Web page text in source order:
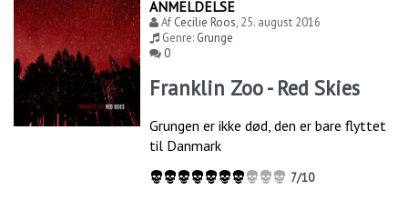
ANMELDELSE
Af Cecilie Roos, 25. august 2016
Genre: Grunge
0
Franklin Zoo - Red Skies
Grungen er ikke død, den er bare flyttet
til Danmark
7/10